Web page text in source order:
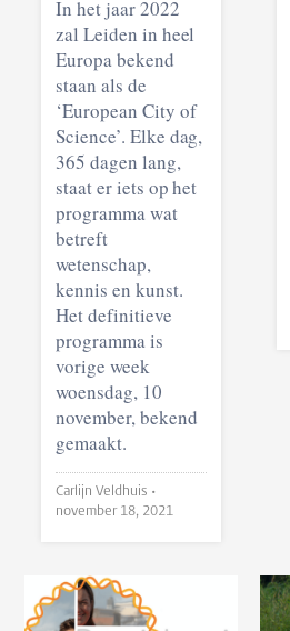
In het jaar 2022
zal Leiden in heel
Europa bekend
staan als de
‘European City of
Science’. Elke dag,
365 dagen lang,
staat er iets op het
programma wat
betreft
wetenschap,
kennis en kunst.
Het definitieve
programma is
vorige week
woensdag, 10
november, bekend
gemaakt.
Carlijn Veldhuis •
november 18, 2021